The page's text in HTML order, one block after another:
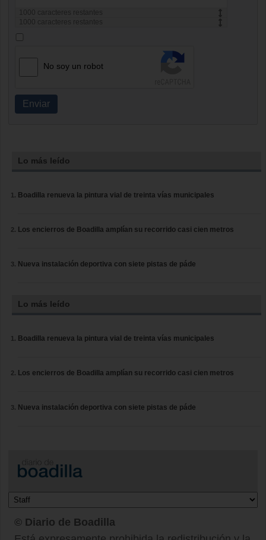
1000
caracteres restantes
1000
caracteres restantes
No soy un robot
Enviar
Lo más leído
Boadilla renueva la pintura vial de treinta vías municipales
Los encierros de Boadilla amplían su recorrido casi cien metros
Nueva instalación deportiva con siete pistas de páde
Lo más leído
Boadilla renueva la pintura vial de treinta vías municipales
Los encierros de Boadilla amplían su recorrido casi cien metros
Nueva instalación deportiva con siete pistas de páde
© Diario de Boadilla